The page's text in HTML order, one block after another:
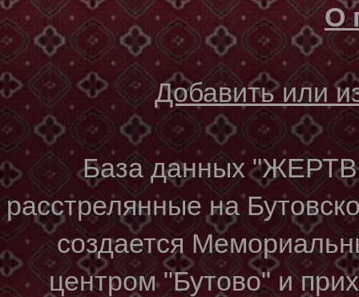
О
Добавить или
База данных
расстрелянные на
создается
центром "Бутово" и